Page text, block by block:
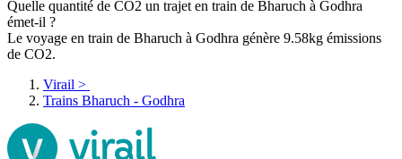
Quelle quantité de CO2 un trajet en train de Bharuch à Godhra
émet-il ?
Le voyage en train de Bharuch à Godhra génère 9.58kg émissions
de CO2.
Virail >
Trains Bharuch - Godhra